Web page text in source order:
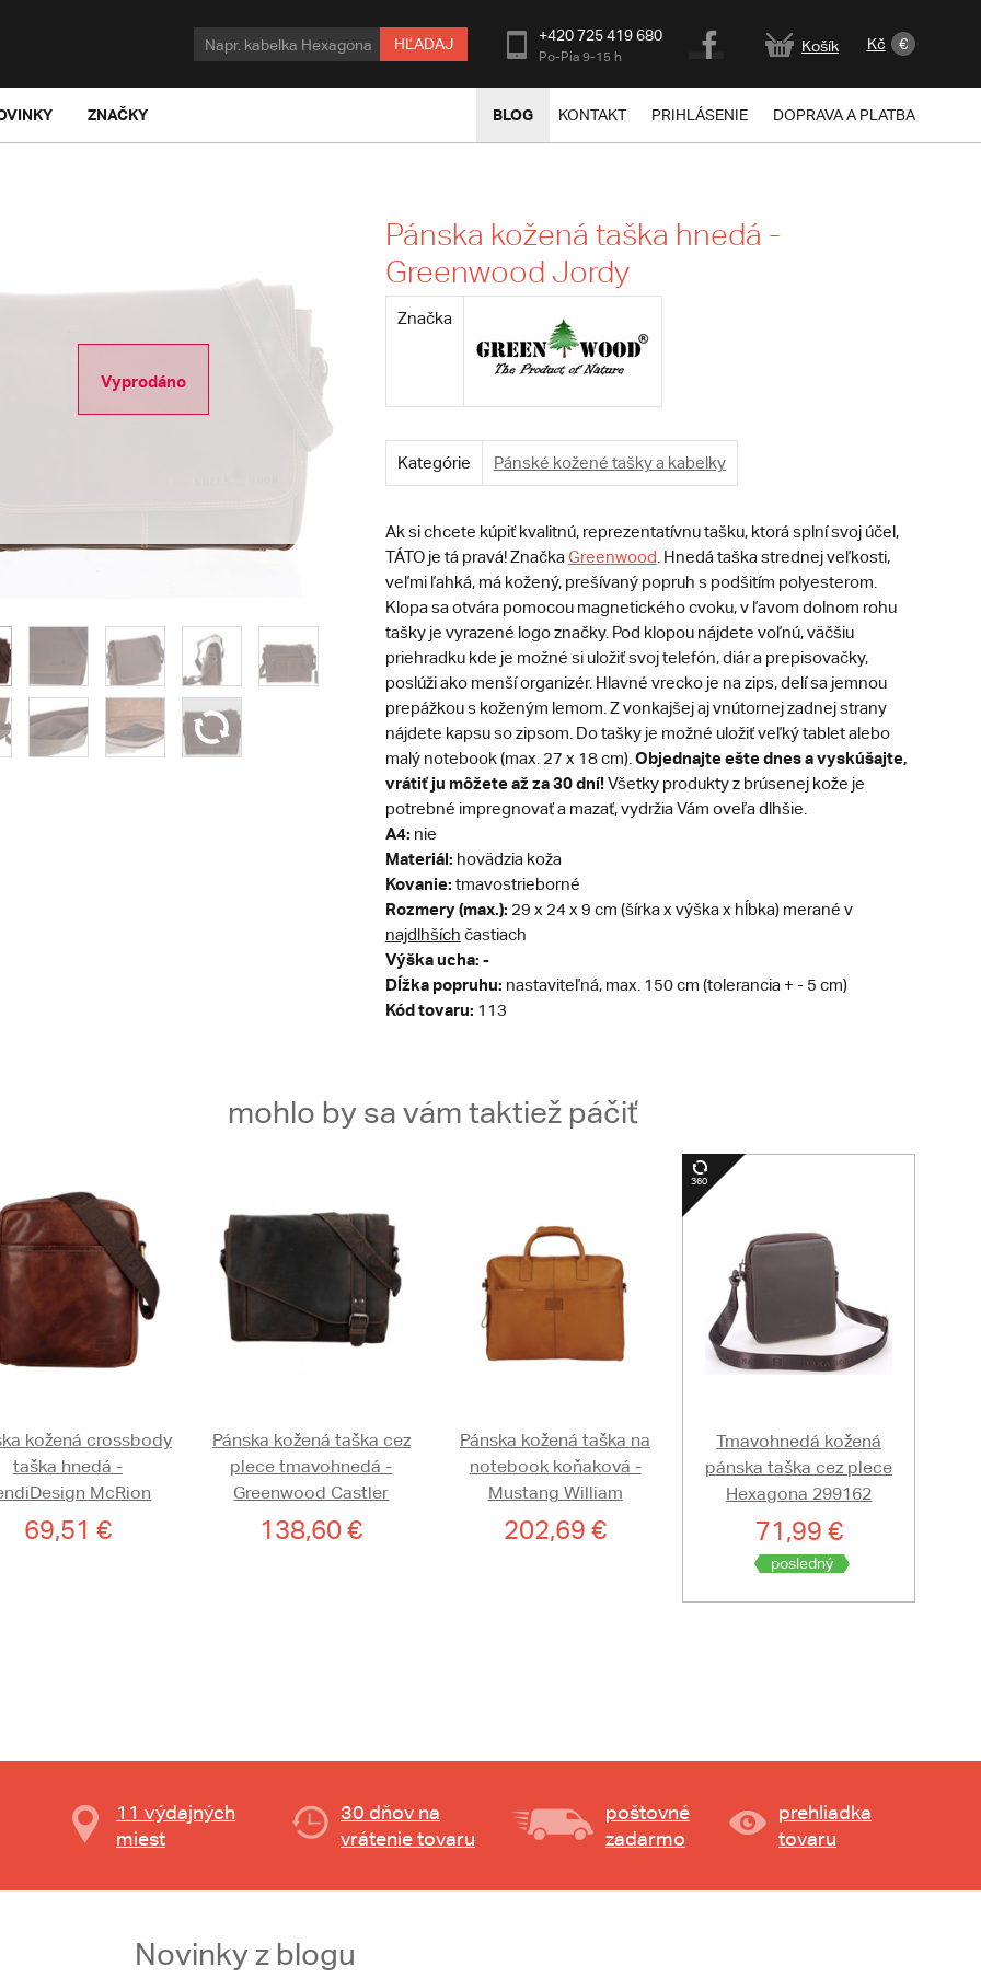
HĽADAJ +420 725 419 680
Po-Pia 9-15 h
Košík Kč €
ZNAČKY BLOG KONTAKT PRIHLÁSENIE DOPRAVA A PLATBA
Vyprodáno
Pánska kožená taška hnedá -
Greenwood Jordy
Značka
Kategórie Pánské kožené tašky a kabelky
Ak si chcete kúpiť kvalitnú, reprezentatívnu tašku, ktorá splní svoj účel,
TÁTO je tá pravá! Značka Greenwood . Hnedá taška strednej veľkosti,
veľmi ľahká, má kožený, prešívaný popruh s podšitím polyesterom.
Klopa sa otvára pomocou magnetického cvoku, v ľavom dolnom rohu
tašky je vyrazené logo značky. Pod klopou nájdete voľnú, väčšiu
priehradku kde je možné si uložiť svoj telefón, diár a prepisovačky,
poslúži ako menší organizér. Hlavné vrecko je na zips, delí sa jemnou
prepážkou s koženým lemom. Z vonkajšej aj vnútornej zadnej strany
nájdete kapsu so zipsom. Do tašky je možné uložiť veľký tablet alebo
malý notebook (max. 27 x 18 cm). Objednajte ešte dnes a vyskúšajte,
vrátiť ju môžete až za 30 dní!Všetky produkty z brúsenej kože je
potrebné impregnovať a mazať, vydržia Vám oveľa dlhšie.
A4: nie
Materiál: hovädzia koža
Kovanie: tmavostrieborné
Rozmery (max.): 29 x 24 x 9 cm (šírka x výška x hĺbka) merané v
najdlhších častiach
Výška ucha: -
Dĺžka popruhu: nastaviteľná, max. 150 cm (tolerancia + - 5 cm)
Kód tovaru: 113
mohlo by sa vám taktiež páčiť
kožená crossbody
taška hnedá -
McRion
69,51 €
Pánska kožená taška cez
plece tmavohnedá -
Greenwood Castler
138,60 €
Pánska kožená taška na
notebook koňaková -
Mustang William
202,69 €
Tmavohnedá kožená
pánska taška cez plece
Hexagona 299162
71,99 €
posledný
11 výdajných
miest
30 dňov na
vrátenie tovaru
poštovné
zadarmo
prehliadka
tovaru
Novinky z blogu